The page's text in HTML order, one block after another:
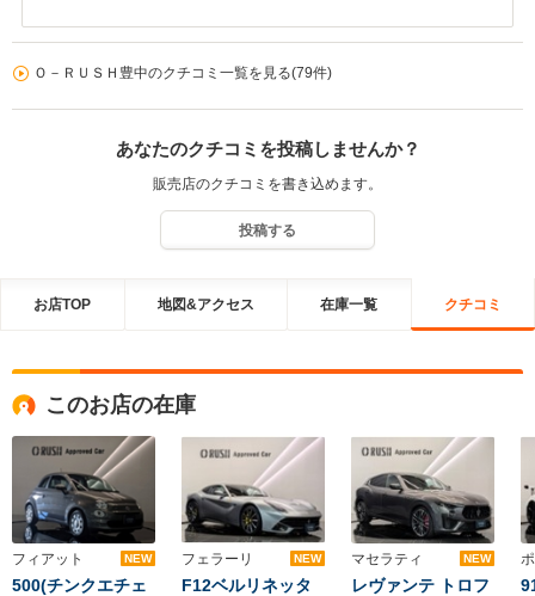
Ｏ－ＲＵＳＨ豊中のクチコミ一覧を見る(79件)
あなたのクチコミを投稿しませんか？
販売店のクチコミを書き込めます。
投稿する
お店TOP 地図&アクセス 在庫一覧 クチコミ
このお店の在庫
フィアット NEW
500(チンクエチェ
フェラーリ NEW
F12ベルリネッタ
マセラティ NEW
レヴァンテ トロフ